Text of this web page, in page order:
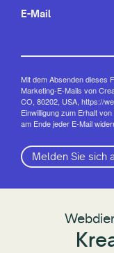
E-Mail
Mit dem Absenden dieses
Marketing-E-Mails von
CO, 80202, USA, https://
Einwilligung zum Erhalt
am Ende jeder E-Mail
Melden Sie sich